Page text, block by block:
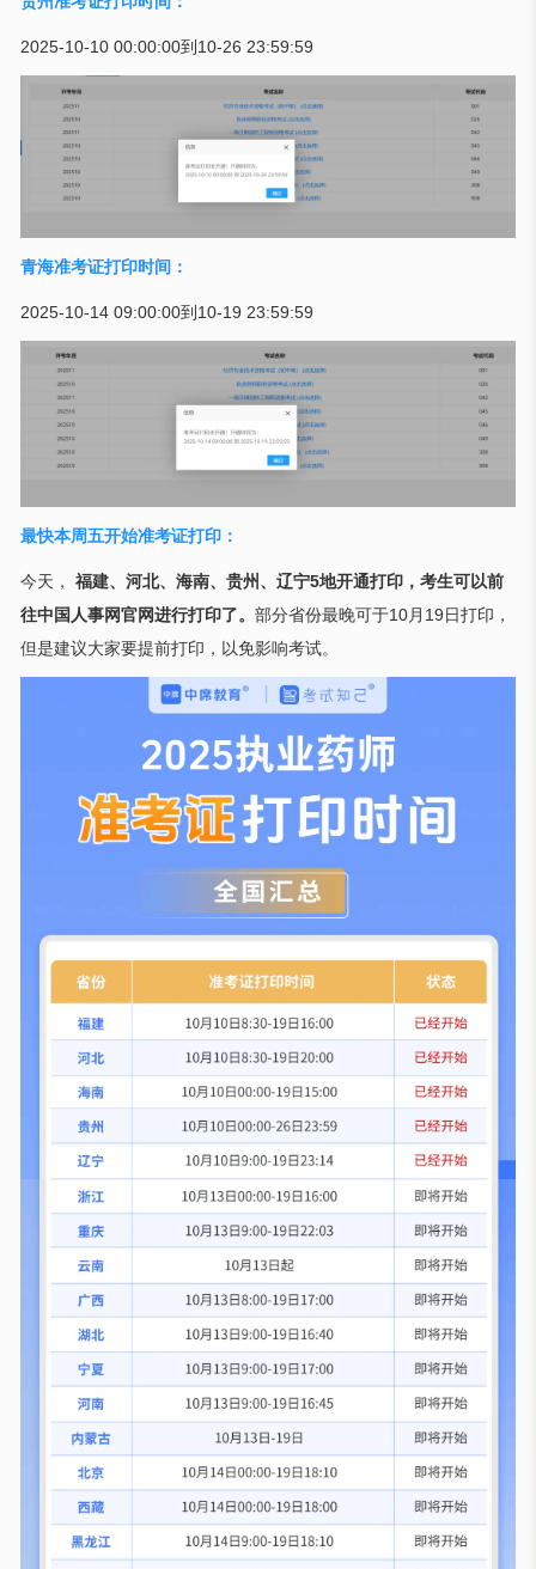
2025-10-10 00:00:00到10-26 23:59:59
青海准考证打印时间：
2025-10-14 09:00:00到10-19 23:59:59
最快本周五开始准考证打印：
今天， 福建、河北、海南、贵州、辽宁5地开通打印，考生可以前
往中国人事网官网进行打印了。 部分省份最晚可于10月19日打印，
但是建议大家要提前打印，以免影响考试。